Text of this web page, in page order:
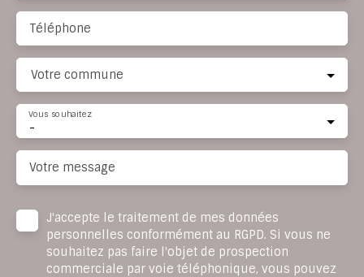
Téléphone
Votre commune
-
Vous souhaitez
Votre message
J'accepte le traitement de mes données
personnelles conformément au RGPD. Si vous ne
souhaitez pas faire l'objet de prospection
commerciale par voie téléphonique, vous pouvez